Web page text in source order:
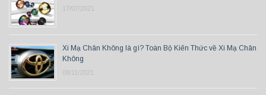
17/07/2021
Xi Mạ Chân Không là gì? Toàn Bộ Kiến Thức về Xi Mạ Chân
Không
08/11/2021